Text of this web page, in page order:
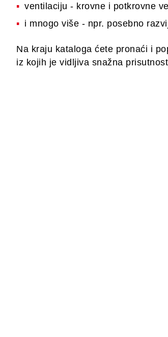
ventilaciju - krovne i potkrovne
i mnogo više - npr. posebno
Na kraju kataloga ćete pronaći i
iz kojih je vidljiva snažna